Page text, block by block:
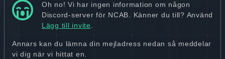
Oh no! Vi har ingen information om någon
Discord-server för NCAB. Känner du till? Använd
Lägg till invite.
Annars kan du lämna din mejladress nedan så meddelar
vi dig när vi hittat en.